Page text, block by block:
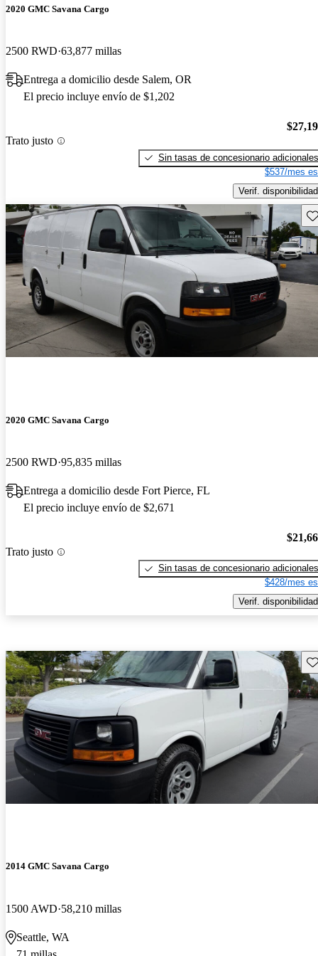
2020 GMC Savana Cargo
2500 RWD 63,877 millas
Entrega a domicilio desde Salem, OR
El precio incluye envío de $1,202
Trato justo
Sin tasas de concesionario adicionales
$537/mes
Verif. disponibilidad
2020 GMC Savana Cargo
2500 RWD 95,835 millas
Entrega a domicilio desde Fort Pierce, FL
El precio incluye envío de $2,671
Trato justo
Sin tasas de concesionario adicionales
$428/mes
Verif. disponibilidad
2014 GMC Savana Cargo
1500 AWD 58,210 millas
Seattle, WA